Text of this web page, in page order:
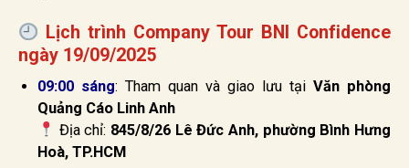
Lịch trình Company Tour BNI Confidence
ngày 19/09/2025
09:00 sáng: Tham quan và giao lưu tạiVăn phòng
Quảng Cáo Linh Anh
Địa chỉ: 845/8/26 Lê Đức Anh, phường Bình Hưng
Hoà, TP.HCM